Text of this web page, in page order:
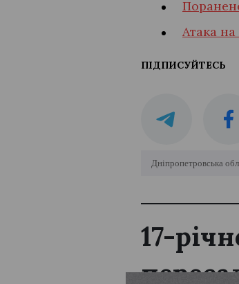
Атака на
ПІДПИСУЙТЕСЬ
Дніпропетровська
17-